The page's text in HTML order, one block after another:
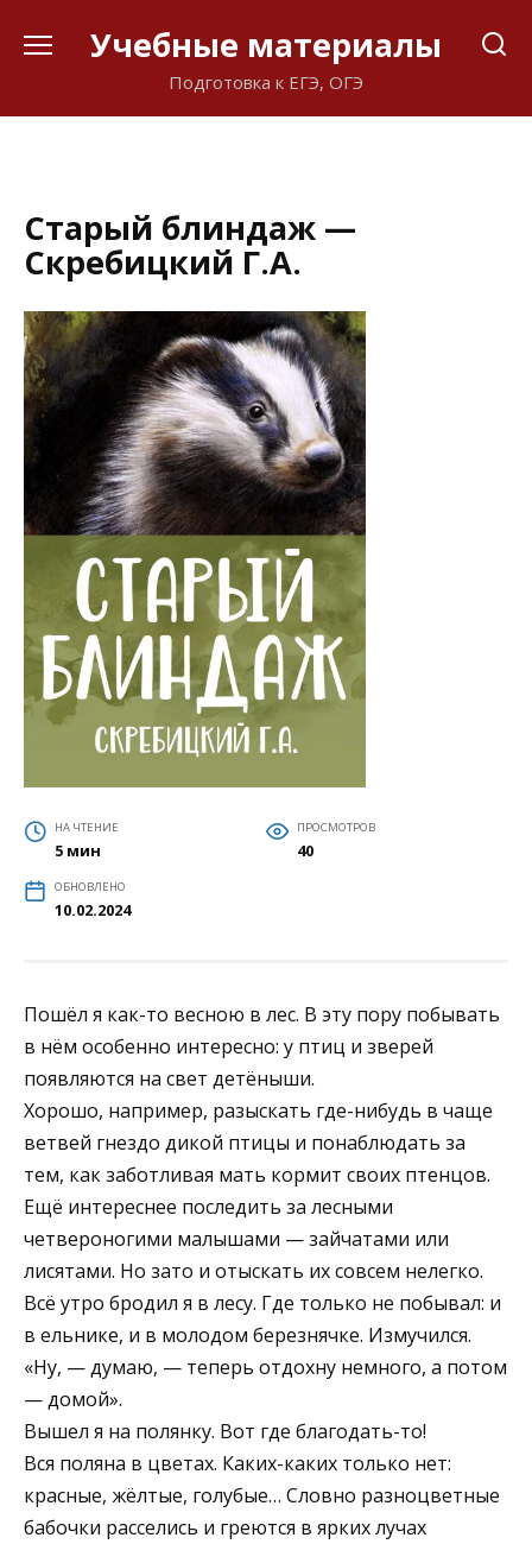
Учебные материалы
Подготовка к ЕГЭ, ОГЭ
Старый блиндаж —
Скребицкий Г.А.
НА ЧТЕНИЕ
5 мин
ПРОСМОТРОВ
40
ОБНОВЛЕНО
10.02.2024
Пошёл я как-то весною в лес. В эту пору побывать
в нём особенно интересно: у птиц и зверей
появляются на свет детёныши.
Хорошо, например, разыскать где-нибудь в чаще
ветвей гнездо дикой птицы и понаблюдать за
тем, как заботливая мать кормит своих птенцов.
Ещё интереснее последить за лесными
четвероногими малышами — зайчатами или
лисятами. Но зато и отыскать их совсем нелегко.
Всё утро бродил я в лесу. Где только не побывал: и
в ельнике, и в молодом березнячке. Измучился.
«Ну, — думаю, — теперь отдохну немного, а потом
— домой».
Вышел я на полянку. Вот где благодать-то!
Вся поляна в цветах. Каких-каких только нет:
красные, жёлтые, голубые… Словно разноцветные
бабочки расселись и греются в ярких лучах